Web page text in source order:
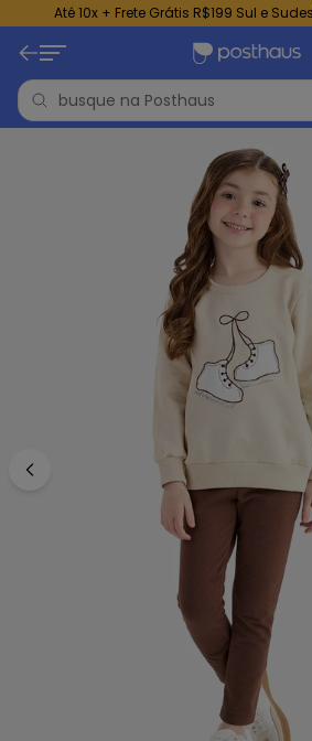
Até 10x + Frete Grátis R$199 Sul e